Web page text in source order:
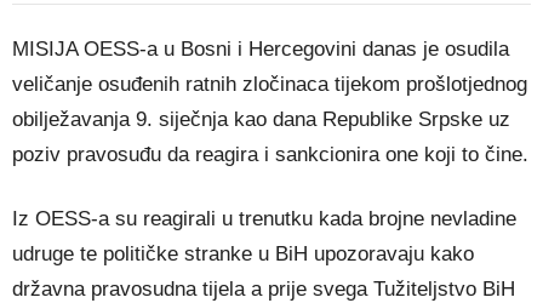
MISIJA OESS-a u Bosni i Hercegovini danas je osudila
veličanje osuđenih ratnih zločinaca tijekom prošlotjednog
obilježavanja 9. siječnja kao dana Republike Srpske uz
poziv pravosuđu da reagira i sankcionira one koji to čine.
Iz OESS-a su reagirali u trenutku kada brojne nevladine
udruge te političke stranke u BiH upozoravaju kako
državna pravosudna tijela a prije svega Tužiteljstvo BiH